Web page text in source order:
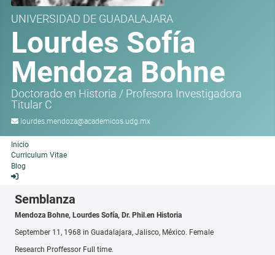
UNIVERSIDAD DE GUADALAJARA
Lourdes Sofía
Mendoza Bohne
Doctorado en Historia / Profesora Investigadora
Titular C
lourdes.mendoza@academicos.udg.mx
Inicio
Curriculum Vitae
Blog
Semblanza
Mendoza Bohne, Lourdes Sofía, Dr. Phil.en Historia
September 11, 1968 in Guadalajara, Jalisco, México. Female
Research Proffessor Full time.